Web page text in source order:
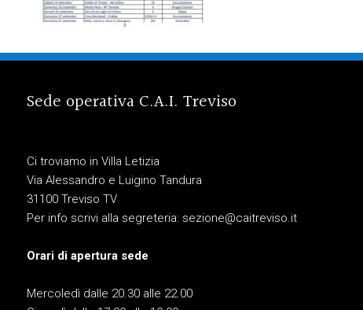
Sede operativa C.A.I. Treviso
Ci troviamo in Villa Letizia
Via Alessandro e Luigino Tandura
31100 Treviso TV
Per info scrivi alla segreteria: sezione@caitreviso.it
Orari di apertura sede
Mercoledì dalle 20.30 alle 22.00